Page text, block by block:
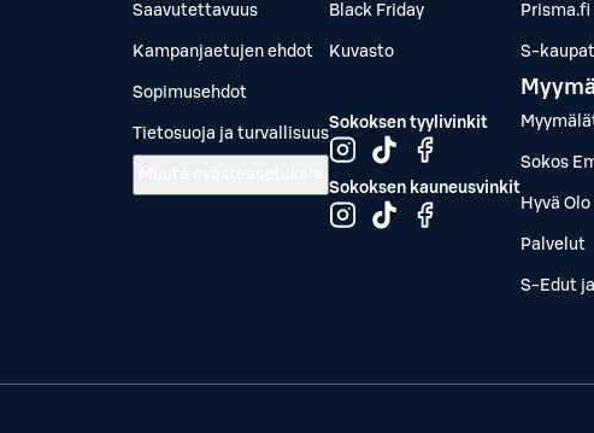
Saavutettavuus
Kampanjaetujen ehdot
Sopimusehdot
Tietosuoja ja turvallisuus
Black Friday
Kuvasto
Sokoksen tyylivinkit
Sokoksen kauneusvinkit
Prisma.fi
S-
Sokos
Hyvä
Palvelut
S-Edut